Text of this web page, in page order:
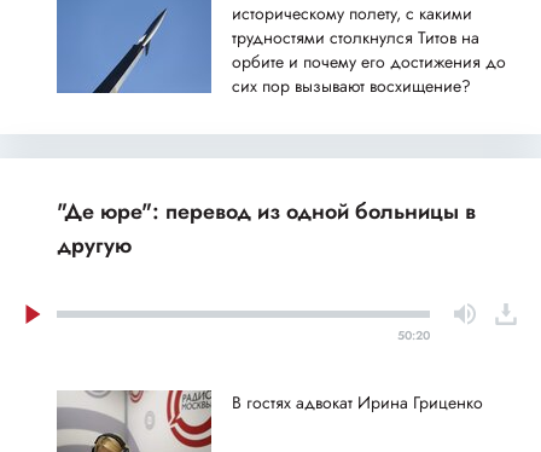
историческому полету, с какими
трудностями столкнулся Титов на
орбите и почему его достижения до
сих пор вызывают восхищение?
"Де юре": перевод из одной больницы в
другую
50:20
В гостях адвокат Ирина Гриценко